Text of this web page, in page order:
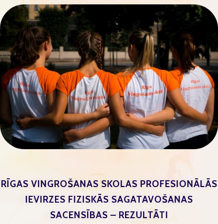
RĪGAS VINGROŠANAS SKOLAS PROFESIONĀLĀS
IEVIRZES FIZISKĀS SAGATAVOŠANAS
SACENSĪBAS – REZULTĀTI